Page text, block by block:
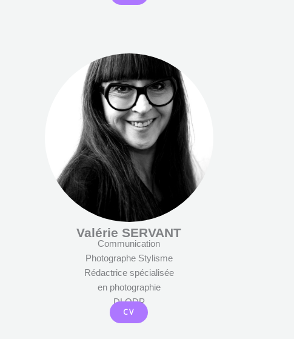
Valérie SERVANT
Communication
Photographe Stylisme
Rédactrice spécialisée
en photographie
DLODP
CV